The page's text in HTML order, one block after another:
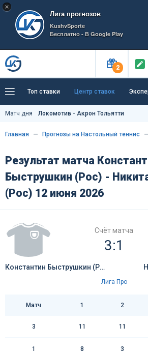
×
Лига прогнозов
KushvSporte
Бесплатно - В Google Play
2
Топ ставки Центр ставок
Тренды Букмекеры Пресс-центр
Как тут заработать?
Матч дня Локомотив - Акрон Тольятти
Главная Прогнозы на Настольный теннис
Результат матча
Быструшкин (Рос) -
(Рос) 12 июня 2026
Счёт матча
3:1
Константин Быструшкин (Рос)
Лига Про
Матч 1 2
3 11 11
1 8 3